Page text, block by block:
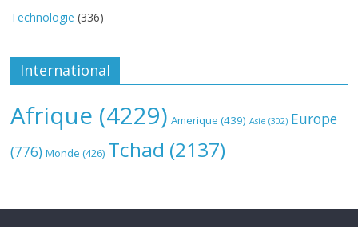
Technologie (336)
International
Afrique (4229) Amerique (439) Asie (302) Europe
(776) Monde (426) Tchad (2137)